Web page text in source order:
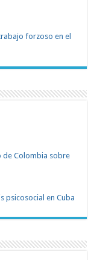
forzoso en el
de Colombia sobre
psicosocial en Cuba